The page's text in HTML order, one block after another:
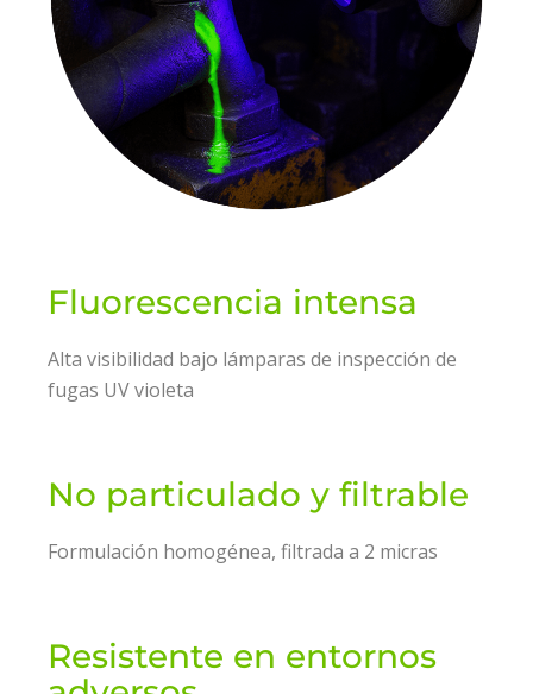
Fluorescencia intensa
Alta visibilidad bajo lámparas de inspección de
fugas UV violeta
No particulado y filtrable
Formulación homogénea, filtrada a 2 micras
Resistente en entornos